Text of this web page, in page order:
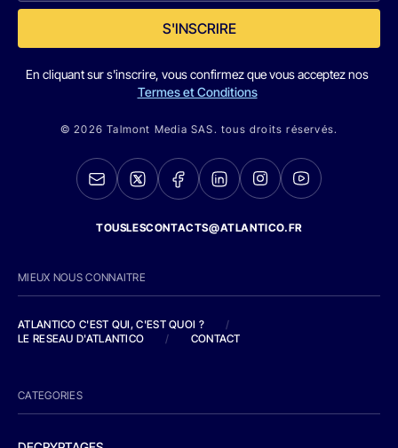
S'INSCRIRE
En cliquant sur s'inscrire, vous confirmez que vous acceptez nos
Termes et Conditions
© 2026 Talmont Media SAS. tous droits réservés.
TOUSLESCONTACTS@ATLANTICO.FR
MIEUX NOUS CONNAITRE
ATLANTICO C'EST QUI, C'EST QUOI ?
/
LE RESEAU D'ATLANTICO
/ CONTACT
CATEGORIES